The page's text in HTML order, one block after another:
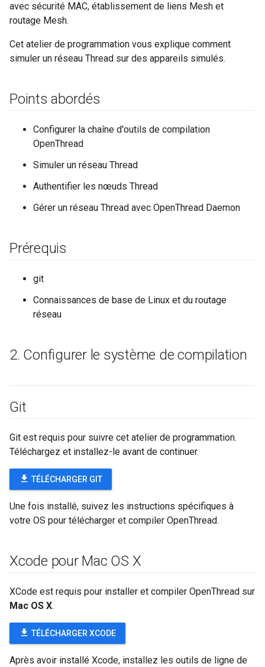
avec sécurité MAC, établissement de liens Mesh et
routage Mesh.
Cet atelier de programmation vous explique comment
simuler un réseau Thread sur des appareils simulés.
Points abordés
Configurer la chaîne d'outils de compilation
OpenThread
Simuler un réseau Thread
Authentifier les nœuds Thread
Gérer un réseau Thread avec OpenThread Daemon
Prérequis
git
Connaissances de base de Linux et du routage
réseau
2. Configurer le système de compilation
Git
Git est requis pour suivre cet atelier de programmation.
Téléchargez et installez-le avant de continuer.
file_download TÉLÉCHARGER GIT
Une fois installé, suivez les instructions spécifiques à
votre OS pour télécharger et compiler OpenThread.
Xcode pour Mac OS X
XCode est requis pour installer et compiler OpenThread sur
Mac OS X.
file_download TÉLÉCHARGER XCODE
Après avoir installé Xcode, installez les outils de ligne de